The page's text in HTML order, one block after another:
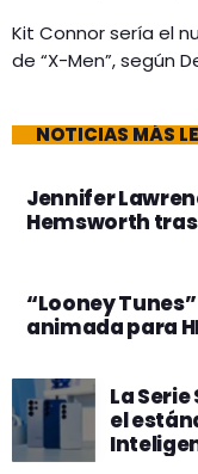
Kit Connor sería el
de “X-Men”, según
NOTICIAS MÁS
Jennifer
Hemsworth
“Looney
animada para
La
el